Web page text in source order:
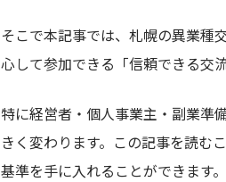
そこで本記事では、札幌の異業種
心して参加できる「信頼できる交
特に経営者・個人事業主・副業準
きく変わります。この記事を読む
基準を手に入れることができます。